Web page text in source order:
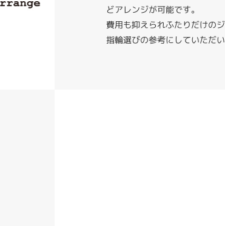
どアレンジが可能です。
費用も抑えられふたりだけの
指輪選びの参考にしていただい